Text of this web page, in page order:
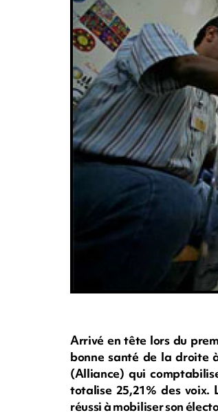
Arrivé en tête lors du
bonne santé de la droite
(Alliance) qui
totalise 25,21% des voix.
réussi à mobiliser son